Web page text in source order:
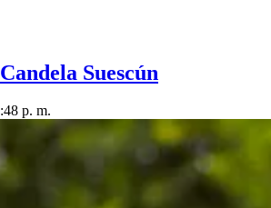
Suescún
p. m.